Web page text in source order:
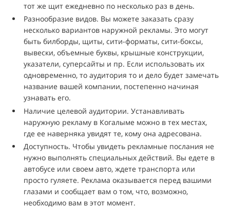
тот же щит ежедневно по несколько раз в день.
Разнообразие видов. Вы можете заказать сразу
несколько вариантов наружной рекламы. Это могут
быть билборды, щиты, сити-форматы, сити-боксы,
вывески, объемные буквы, крышные конструкции,
указатели, суперсайты и пр. Если использовать их
одновременно, то аудитория то и дело будет замечать
название вашей компании, постепенно начиная
узнавать его.
Наличие целевой аудитории. Устанавливать
наружную рекламу в Когалыме можно в тех местах,
где ее наверняка увидят те, кому она адресована.
Доступность. Чтобы увидеть рекламные послания не
нужно выполнять специальных действий. Вы едете в
автобусе или своем авто, ждете транспорта или
просто гуляете. Реклама оказывается перед вашими
глазами и сообщает вам о том, что, возможно,
необходимо вам в этот момент.